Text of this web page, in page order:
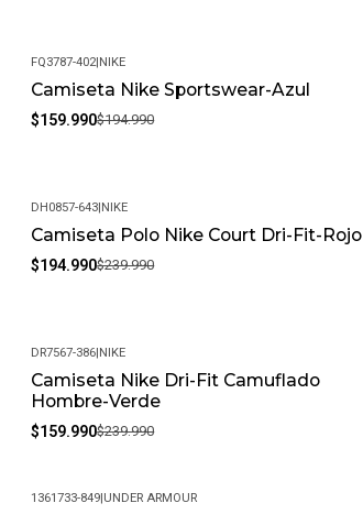
-18%
FQ3787-402|NIKE
Camiseta Nike Sportswear-Azul
$159.990$194.990
-19%
DH0857-643|NIKE
Camiseta Polo Nike Court Dri-Fit-Rojo
$194.990$239.990
-33%
DR7567-386|NIKE
Camiseta Nike Dri-Fit Camuflado
Hombre-Verde
$159.990$239.990
1361733-849|UNDER ARMOUR